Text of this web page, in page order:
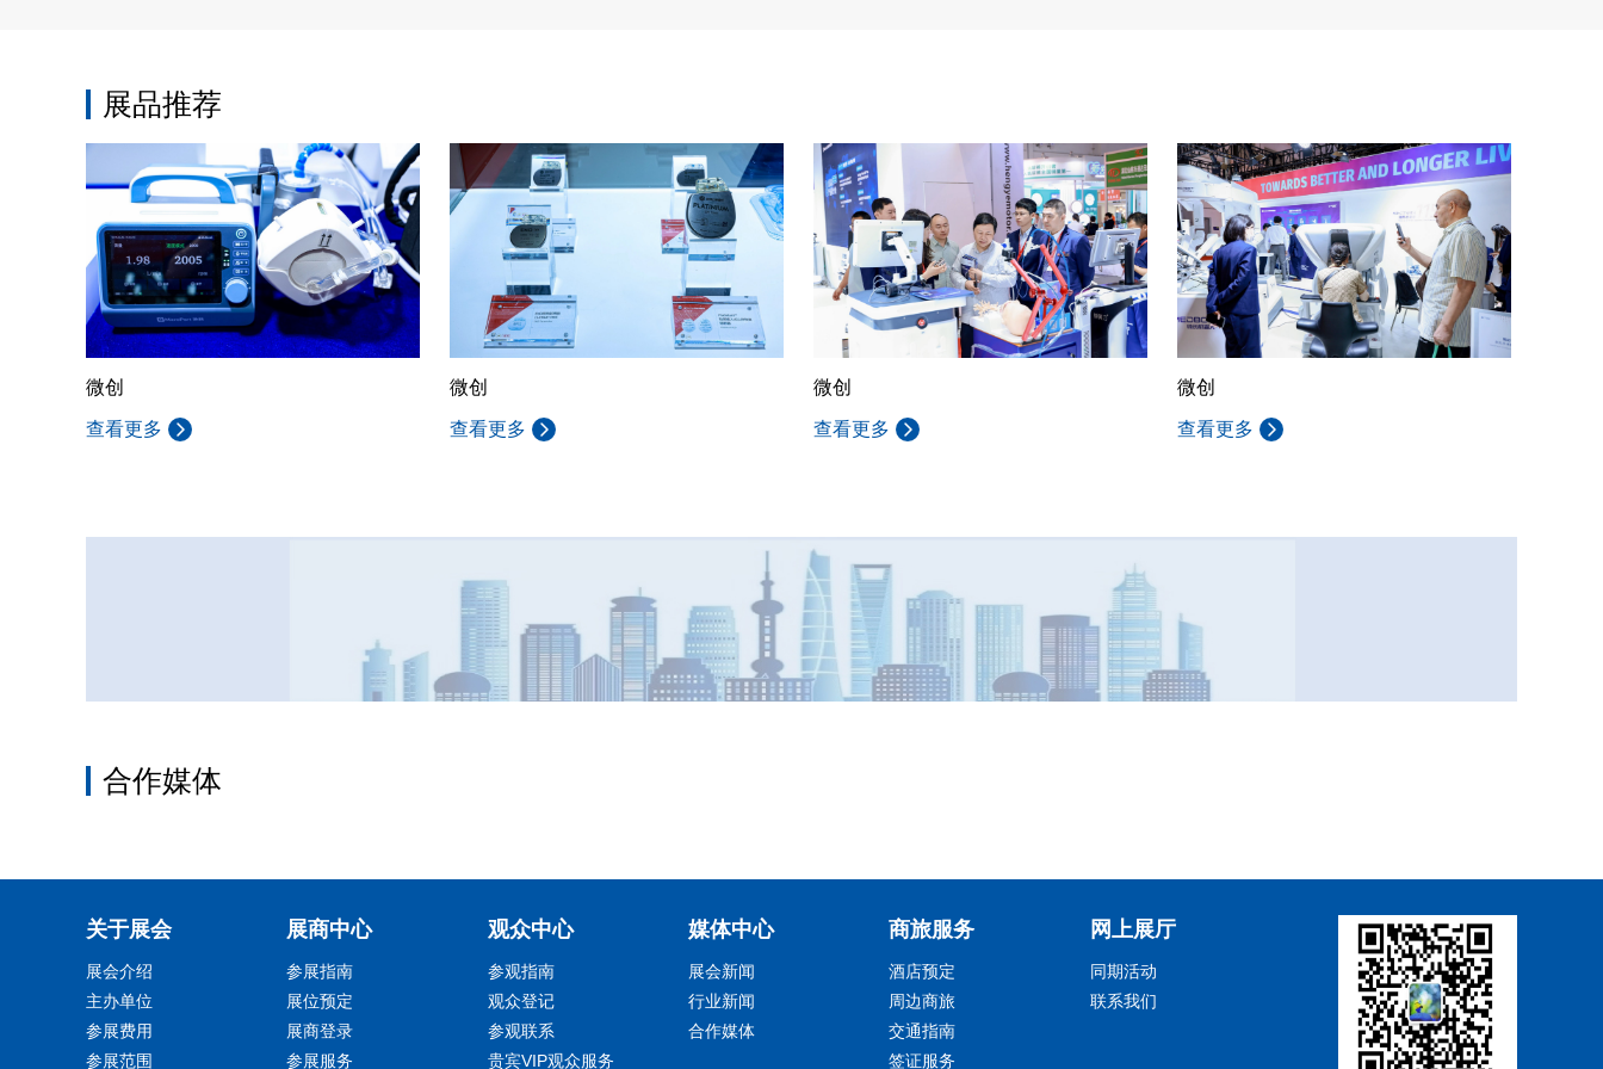
展品推荐
微创
查看更多
微创
查看更多
微创
查看更多
微创
查看更多
合作媒体
关于展会
展会介绍
主办单位
参展费用
参展范围
展商中心
参展指南
展位预定
展商登录
参展服务
观众中心
参观指南
观众登记
参观联系
贵宾VIP观众服务
媒体中心
展会新闻
行业新闻
合作媒体
商旅服务
酒店预定
周边商旅
交通指南
签证服务
网上展厅
同期活动
联系我们